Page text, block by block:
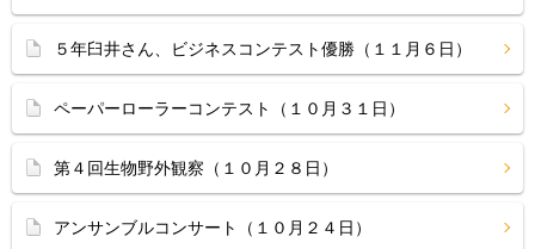
５年臼井さん、ビジネスコンテスト優勝（１１月６日）
ペーパーローラーコンテスト（１０月３１日）
第４回生物野外観察（１０月２８日）
アンサンブルコンサート（１０月２４日）